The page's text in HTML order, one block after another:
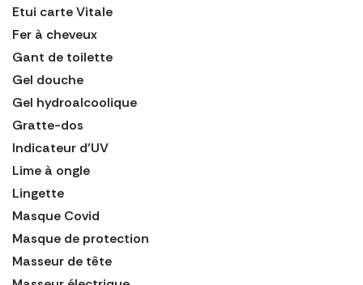
Etui carte Vitale
Fer à cheveux
Gant de toilette
Gel douche
Gel hydroalcoolique
Gratte-dos
Indicateur d'UV
Lime à ongle
Lingette
Masque Covid
Masque de protection
Masseur de tête